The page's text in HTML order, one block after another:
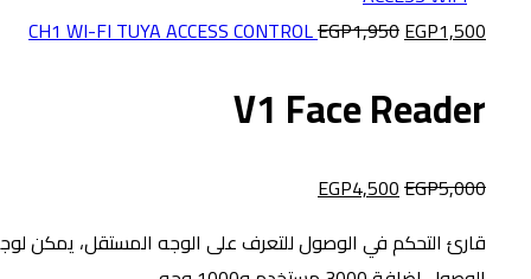
CH1 WI-FI TUYA ACCESS CONTROLEGP1,950EGP1,500
V1 Face Reader
EGP5,000
EGP4,500
قارئ التحكم في الوصول للتعرف على الوجه المستقل، يمكن